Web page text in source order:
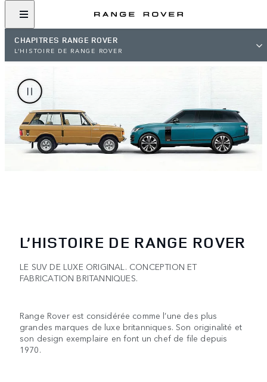
CHAPITRES RANGE ROVER
L’HISTOIRE DE RANGE ROVER
L’HISTOIRE DE RANGE ROVER
LE SUV DE LUXE ORIGINAL. CONCEPTION ET
FABRICATION BRITANNIQUES.
Range Rover est considérée comme l’une des plus
grandes marques de luxe britanniques. Son originalité et
son design exemplaire en font un chef de file depuis
1970.